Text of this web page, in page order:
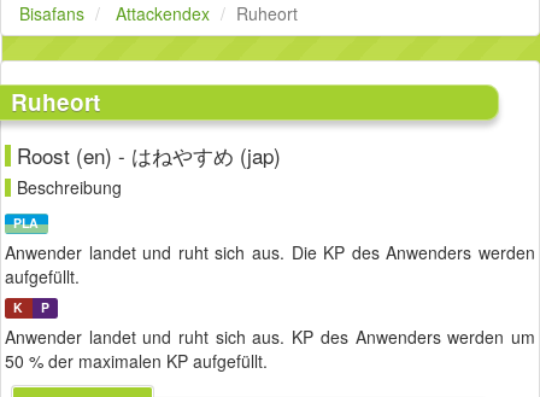
Bisafans Attackendex Ruheort
Ruheort
Roost (en) - はねやすめ (jap)
Beschreibung
PLA
Anwender landet und ruht sich aus. Die KP des Anwenders werden
aufgefüllt.
K P
Anwender landet und ruht sich aus. KP des Anwenders werden um
50 % der maximalen KP aufgefüllt.